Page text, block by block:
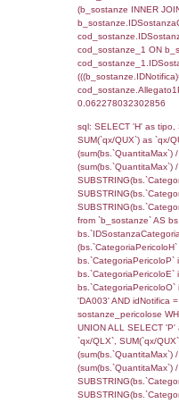
sql: